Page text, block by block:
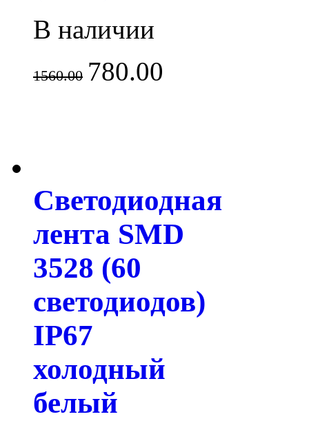
В наличии
1560.00 780.00
Светодиодная
лента SMD
3528 (60
светодиодов)
IP67
холодный
белый